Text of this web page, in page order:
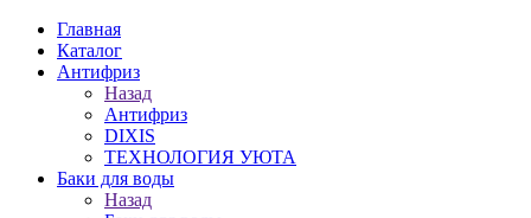
Главная
Каталог
Антифриз
Назад
Антифриз
DIXIS
ТЕХНОЛОГИЯ УЮТА
Баки для воды
Назад